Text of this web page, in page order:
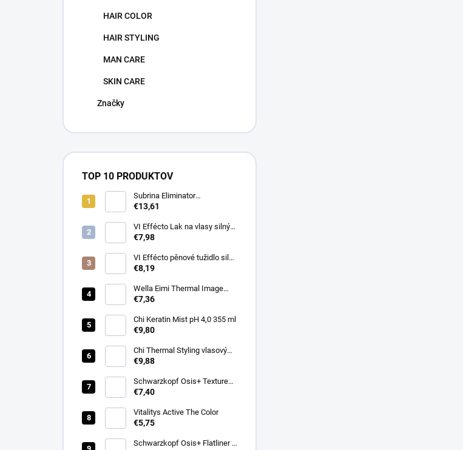
HAIR COLOR
HAIR STYLING
MAN CARE
SKIN CARE
Značky
TOP 10 PRODUKTOV
Subrina Eliminator
odstraňovač barvy 2 x 100 ml
€13,61
VI Effécto Lak na vlasy silný
500 ml
€7,98
VI Effécto pěnové tužidlo silné
250 ml
€8,19
Wella Eimi Thermal Image
150 ml
€7,36
Chi Keratin Mist pH 4,0 355 ml
€9,80
Chi Thermal Styling vlasový
sprej pro lesk Shine Infusion
€9,88
Schwarzkopf Osis+ Texture
Thrill stylingová vláknitá guma
€7,40
Vitalitys Active The Color
€5,75
Schwarzkopf Osis+ Flatliner –